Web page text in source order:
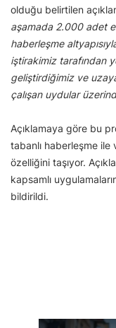
olduğu belirtilen
aşamada 2.000 adet
haberleşme
iştirakimiz tarafından
geliştirdiğimiz ve
çalışan uydular
Açıklamaya göre bu
tabanlı haberleşme ile
özelliğini taşıyor.
kapsamlı
bildirildi.